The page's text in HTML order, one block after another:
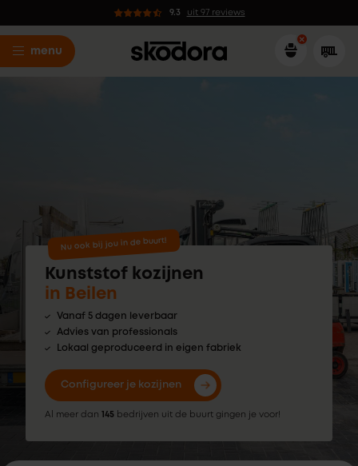
9.3 uit 97 reviews
menu
Nu ook bij jou in de buurt!
Kunststof kozijnen
in Beilen
Vanaf 5 dagen leverbaar
Advies van professionals
Lokaal geproduceerd in eigen fabriek
Configureer je kozijnen
Al meer dan 145 bedrijven uit de buurt gingen je voor!